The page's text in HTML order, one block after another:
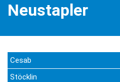
Neustapler
Cesab
Stöcklin